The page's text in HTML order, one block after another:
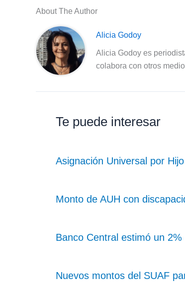
About The Author
Alicia Godoy
Alicia Godoy es
colabora con otros
Te puede interesar
Asignación Universal por
Monto de AUH con
Banco Central estimó un
Nuevos montos del SUAF